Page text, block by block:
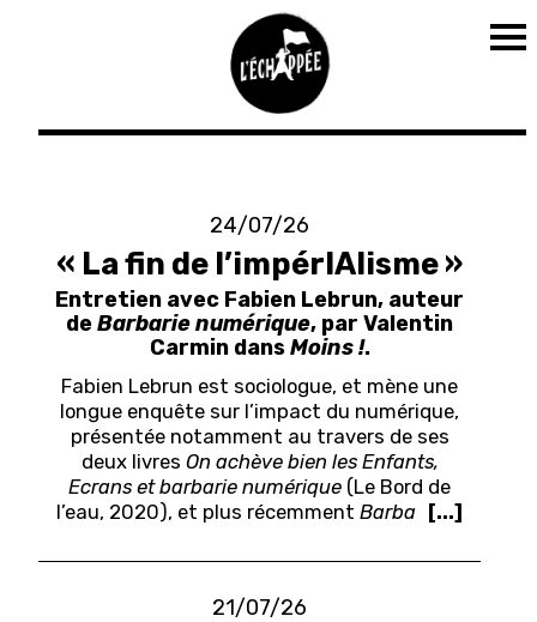
Aller
24/07/26
« La fin de l’impérIAlisme »
Entretien avec Fabien Lebrun, auteur
deBarbarie numérique, par Valentin
Carmin dans Moins !.
Fabien Lebrun est sociologue, et mène une
longue enquête sur l’impact du numérique,
présentée notamment au travers de ses
deux livres On achève bien les Enfants,
Ecrans et barbarie numérique (Le Bord de
l’eau, 2020), et plus récemment Barba [...]
21/07/26